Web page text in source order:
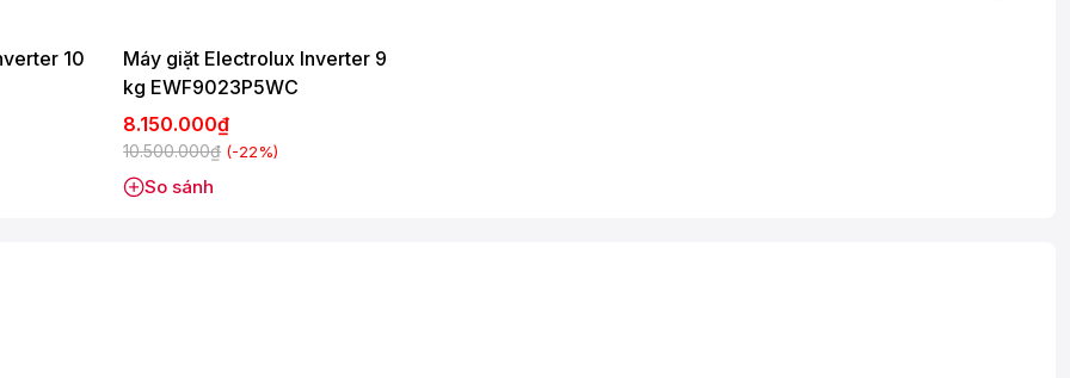
cm - Nặng 73 kg
10
Máy giặt Electrolux Inverter 9
kg EWF9023P5WC
8.150.000₫
10.500.000₫ (-22%)
So sánh